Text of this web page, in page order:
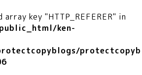
array key "HTTP_REFERER" in
ken-
protectcopyb